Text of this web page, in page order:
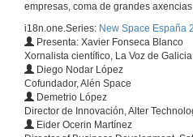
empresas, coma de grandes
i18n.one.Series: New Space España
Presenta: Xavier Fonseca Blanco
Xornalista científico, La Voz de Galicia
Diego Nodar López
Cofundador, Alén Space
Demetrio López
Director de Innovación, Alter
Eider Ocerin Martínez
29 de nov.